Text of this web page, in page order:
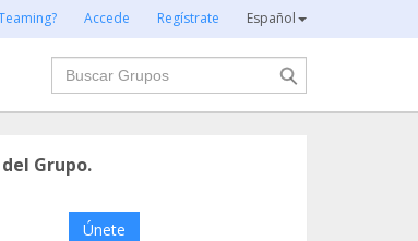
Accede Regístrate Español
Buscar
Grupo.
Únete